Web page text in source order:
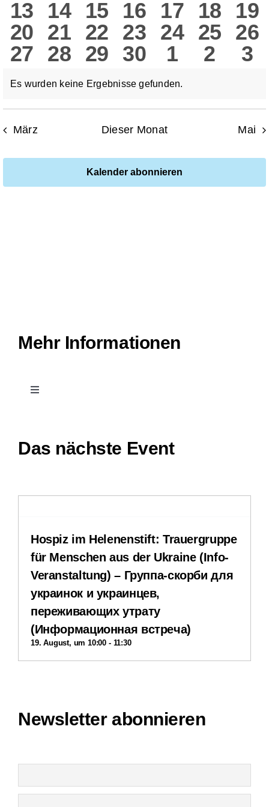
Veranstaltungen
Veranstaltungen
Veranstaltungen
0
Veranstaltungen
13
0
Veranstaltungen
14
0
Veranstaltungen
15
0
16
0
17
0
18
0
19
0
Veranstaltungen
20
0
Veranstaltungen
21
0
Veranstaltungen
22
0
23
0
24
0
25
0
26
0
Veranstaltungen
27
0
Veranstaltungen
28
0
Veranstaltungen
29
0
30
0
1
0
2
0
3
Es wurden keine Ergebnisse gefunden.
März Dieser Monat Mai
Kalender abonnieren
Mehr Informationen
Toggle
Downloads
Impressum
Datenschutzerklärung
Interner Bereich
Das nächste Event
Hospiz im Helenenstift: Trauergruppe
für Menschen aus der Ukraine (Info-
Veranstaltung) – Группа-скорби для
украинок и украинцев,
переживающих утрату
(Информационная встреча)
19. August, um 10:00 - 11:30
Newsletter abonnieren